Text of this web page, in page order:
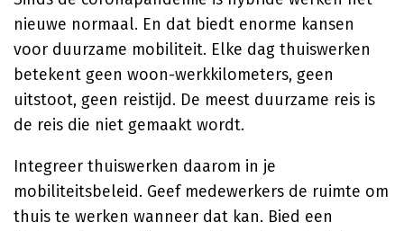
nieuwe normaal. En dat biedt enorme kansen
voor duurzame mobiliteit. Elke dag thuiswerken
betekent geen woon-werkkilometers, geen
uitstoot, geen reistijd. De meest duurzame reis is
de reis die niet gemaakt wordt.
Integreer thuiswerken daarom in je
mobiliteitsbeleid. Geef medewerkers de ruimte om
thuis te werken wanneer dat kan. Bied een